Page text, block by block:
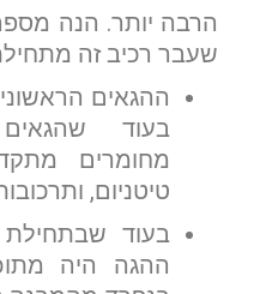
הרבה יותר. הנה
שעבר רכיב זה
ההגאים
בעוד שהגאים
מחומרים
טיטניום,
בעוד
ההגה היה